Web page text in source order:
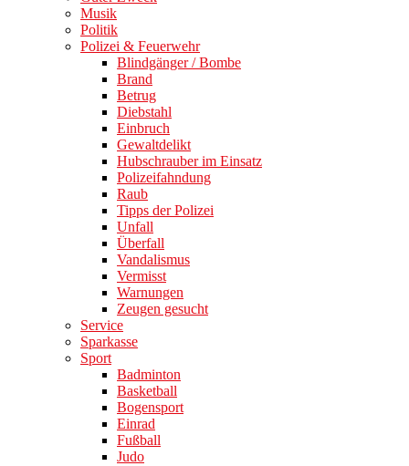
Musik
Politik
Polizei & Feuerwehr
Blindgänger / Bombe
Brand
Betrug
Diebstahl
Einbruch
Gewaltdelikt
Hubschrauber im Einsatz
Polizeifahndung
Raub
Tipps der Polizei
Unfall
Überfall
Vandalismus
Vermisst
Warnungen
Zeugen gesucht
Service
Sparkasse
Sport
Badminton
Basketball
Bogensport
Einrad
Fußball
Judo